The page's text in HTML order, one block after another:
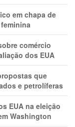
em chapa de
comércio
dos EUA
que
e petrolíferas
EUA na eleição
Washington